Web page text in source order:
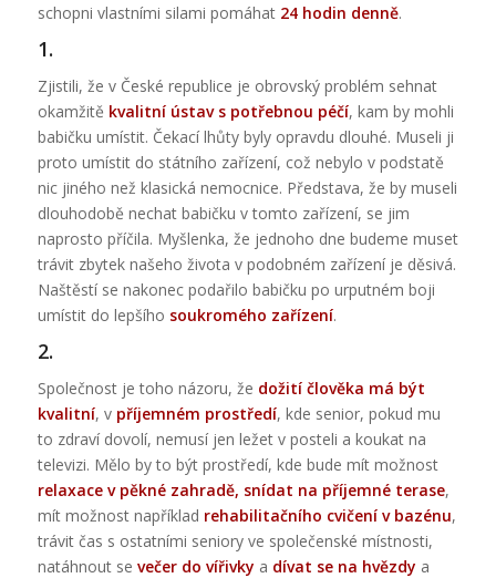
schopni vlastními silami pomáhat 24 hodin denně.
1.
Zjistili, že v České republice je obrovský problém sehnat
okamžitě kvalitní ústav s potřebnou péčí, kam by mohli
babičku umístit. Čekací lhůty byly opravdu dlouhé. Museli ji
proto umístit do státního zařízení, což nebylo v podstatě
nic jiného než klasická nemocnice. Představa, že by museli
dlouhodobě nechat babičku v tomto zařízení, se jim
naprosto příčila. Myšlenka, že jednoho dne budeme muset
trávit zbytek našeho života v podobném zařízení je děsivá.
Naštěstí se nakonec podařilo babičku po urputném boji
umístit do lepšího soukromého zařízení.
2.
Společnost je toho názoru, že dožití člověka má být
kvalitní, v příjemném prostředí, kde senior, pokud mu
to zdraví dovolí, nemusí jen ležet v posteli a koukat na
televizi. Mělo by to být prostředí, kde bude mít možnost
relaxace v pěkné zahradě, snídat na příjemné terase,
mít možnost například rehabilitačního cvičení v bazénu,
trávit čas s ostatními seniory ve společenské místnosti,
natáhnout se večer do vířivky a dívat se na hvězdy a